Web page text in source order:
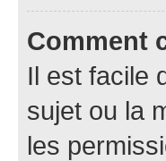
Comment
Il est facile
sujet ou la
les